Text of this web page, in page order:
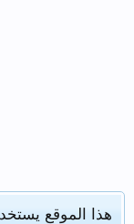
هذا الموقع